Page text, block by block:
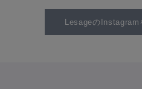
LesageのInstagram